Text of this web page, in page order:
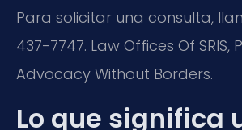
Para solicitar una consulta,
437-7747. Law Offices Of SRIS,
Advocacy Without Borders.
Lo que significa